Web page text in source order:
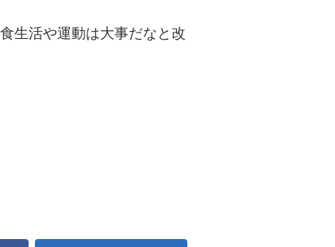
生活や運動は大事だなと改